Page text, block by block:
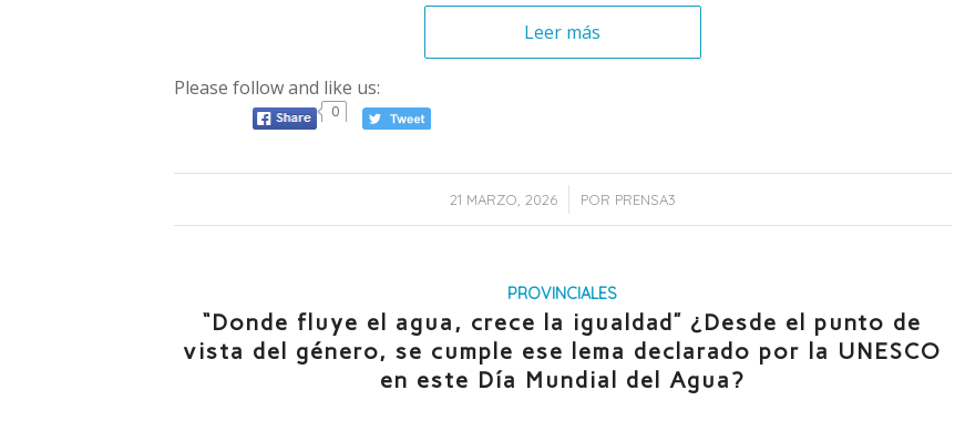
Leer más
Please follow and like us:
0
21 MARZO, 2026
/ POR PRENSA3
PROVINCIALES
“Donde fluye el agua, crece la igualdad” ¿Desde el punto de
vista del género, se cumple ese lema declarado por la UNESCO
en este Día Mundial del Agua?